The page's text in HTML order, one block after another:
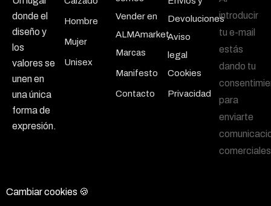
donde el
diseño y
los
valores se
unen en
una única
forma de
expresión.
Hombre
Mujer
Unisex
Vender en
ALMAmarket
Marcas
Manifesto
Contacto
Devoluciones
Aviso
legal
Cookies
Privacidad
introducir
tu e-mail
estás
dando tu
para
enviarte
Cambiar cookies 🍪